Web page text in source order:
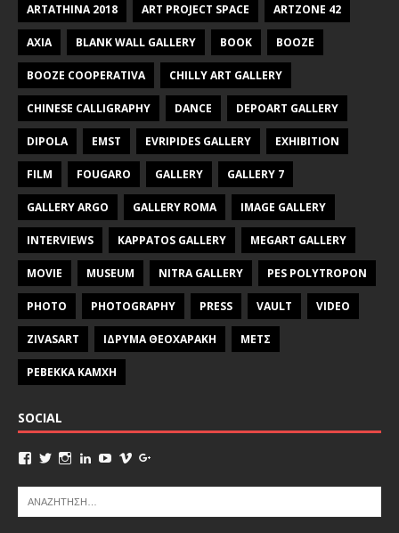
ARTATHINA 2018 ART PROJECT SPACE ARTZONE 42
AXIA BLANK WALL GALLERY BOOK BOOZE
BOOZE COOPERATIVA CHILLY ART GALLERY
CHINESE CALLIGRAPHY DANCE DEPOART GALLERY
DIPOLA EMST EVRIPIDES GALLERY EXHIBITION
FILM FOUGARO GALLERY GALLERY 7
GALLERY ARGO GALLERY ROMA IMAGE GALLERY
INTERVIEWS KAPPATOS GALLERY MEGART GALLERY
MOVIE MUSEUM NITRA GALLERY PES POLYTROPON
PHOTO PHOTOGRAPHY PRESS VAULT VIDEO
ZIVASART ΙΔΡΥΜΑ ΘΕΟΧΑΡΑΚΗ ΜΕΤΣ
ΡΕΒΕΚΚΑ ΚΑΜΧΗ
SOCIAL